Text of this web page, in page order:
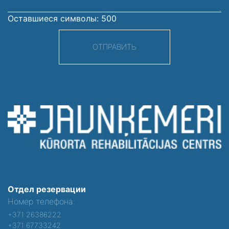
Оставшиеся символы: 500
ОТПРАВИТЬ
Отдел резервации
Номер телефона:
+371 26386222
+371 67733242